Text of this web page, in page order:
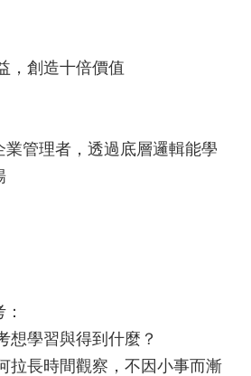
，創造十倍價值
管理者，透過底層邏輯能學
想學習與得到什麼？
拉長時間觀察，不因小事而漸